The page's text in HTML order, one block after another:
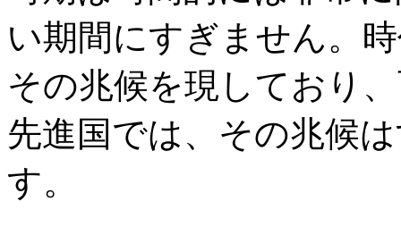
い期間にすぎません。
その兆候を現しており
先進国では、その兆候
す。